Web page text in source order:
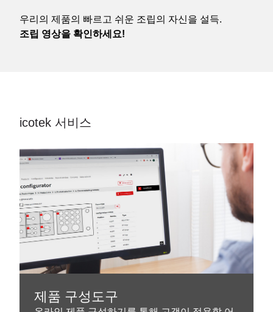
우리의 제품의 빠르고 쉬운 조립의 자신을 설득.
조립 영상을 확인하세요!
icotek 서비스
제품 구성도구